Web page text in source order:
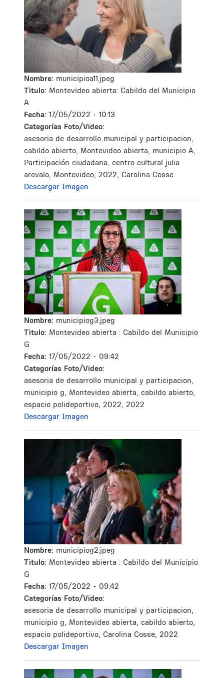
Nombre: municipioa11.jpeg
Tìtulo: Montevideo abierta: Cabildo del Municipio
A
Fecha: 17/05/2022 - 10:13
Categorías Foto/Video:
asesoria de desarrollo municipal y participacion,
cabildo abierto, Montevideo abierta, municipio A,
Participación ciudadana, centro cultural julia
arevalo, Montevideo, 2022, Carolina Cosse
Descargar Imagen
Nombre: municipiog3.jpeg
Tìtulo: Montevideo abierta : Cabildo del Municipio
G
Fecha: 17/05/2022 - 09:42
Categorías Foto/Video:
asesoria de desarrollo municipal y participacion,
municipio g, Montevideo abierta, cabildo abierto,
espacio polideportivo, 2022, 2022
Descargar Imagen
Nombre: municipiog2.jpeg
Tìtulo: Montevideo abierta : Cabildo del Municipio
G
Fecha: 17/05/2022 - 09:42
Categorías Foto/Video:
asesoria de desarrollo municipal y participacion,
municipio g, Montevideo abierta, cabildo abierto,
espacio polideportivo, Carolina Cosse, 2022
Descargar Imagen